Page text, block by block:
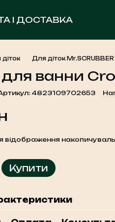
І ДОСТАВКА
Для діток Mr.SCRUBBER
ванни
4823109702653
відображення
Купити